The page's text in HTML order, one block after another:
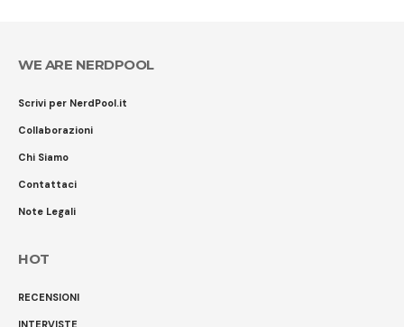
WE ARE NERDPOOL
Scrivi per NerdPool.it
Collaborazioni
Chi Siamo
Contattaci
Note Legali
HOT
RECENSIONI
INTERVISTE